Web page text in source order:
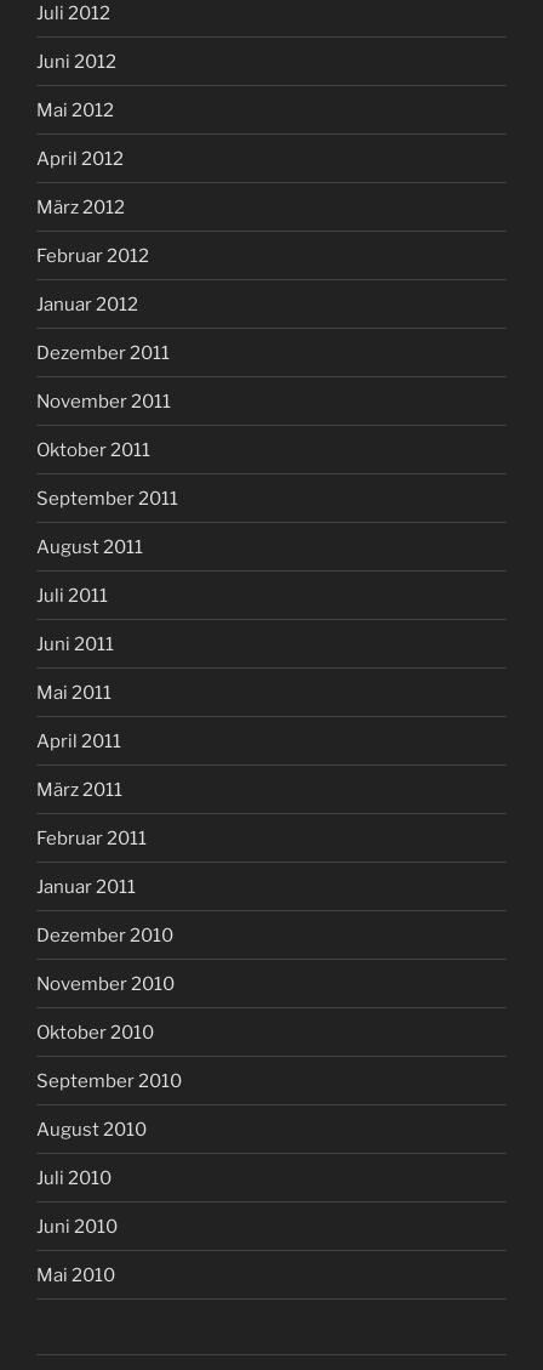
Juli 2012
Juni 2012
Mai 2012
April 2012
März 2012
Februar 2012
Januar 2012
Dezember 2011
November 2011
Oktober 2011
September 2011
August 2011
Juli 2011
Juni 2011
Mai 2011
April 2011
März 2011
Februar 2011
Januar 2011
Dezember 2010
November 2010
Oktober 2010
September 2010
August 2010
Juli 2010
Juni 2010
Mai 2010